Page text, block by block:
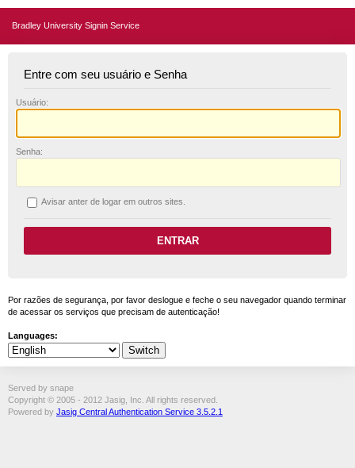
Bradley University Signin Service
Entre com seu usuário e Senha
Usuário:
Senha:
Avisar anter de logar em outros sites.
Por razões de segurança, por favor deslogue e feche o seu navegador quando terminar
de acessar os serviços que precisam de autenticação!
Languages:
Served by snape
Copyright © 2005 - 2012 Jasig, Inc. All rights reserved.
Powered by Jasig Central Authentication Service 3.5.2.1